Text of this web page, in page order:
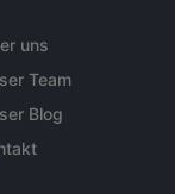
uns
Team
Blog